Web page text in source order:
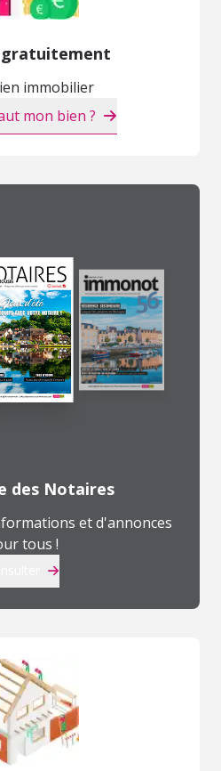
gratuitement
immobilier
mon bien ?
des Notaires
et d'annonces
tous !